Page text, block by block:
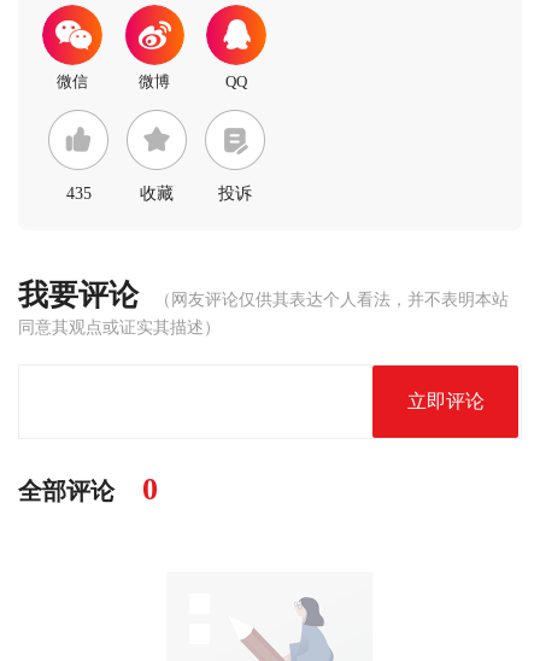
435 收藏 投诉
我要评论
（网友评论仅供其表达个人看法，并不表明本站
同意其观点或证实其描述）
立即评论
全部评论 0